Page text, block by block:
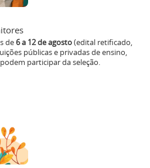
de6 a 12 de agosto(edital retificado,
públicas e privadas de ensino,
participar da seleção.